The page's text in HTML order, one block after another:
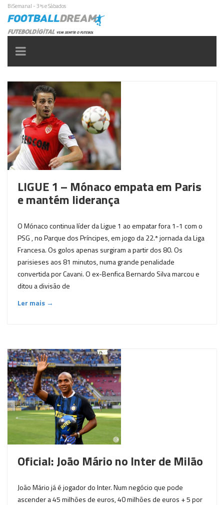
BiSemanal - 3ªs e Sábados
Toggle
navigation
LIGUE 1 – Mónaco empata em Paris
e mantém liderança
O Mónaco continua líder da Ligue 1 ao empatar fora 1-1 com o
PSG , no Parque dos Príncipes, em jogo da 22.ª jornada da Liga
Francesa. Os golos apenas surgiram a partir dos 80. Os
parisieses aos 81 minutos, numa grande penalidade
convertida por Cavani. O ex-Benfica Bernardo Silva marcou e
ditou a divisão de
Ler mais →
Oficial: João Mário no Inter de Milão
João Mário já é jogador do Inter. Num negócio que pode
ascender a 45 milhões de euros, 40 milhões de euros + 5 por